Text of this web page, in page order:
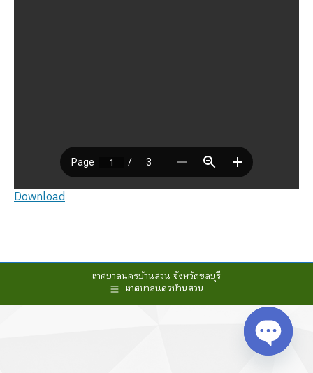
Download
เทศบาลนครบ้านสวน จังหวัดชลบุรี
เทศบาลนครบ้านสวน